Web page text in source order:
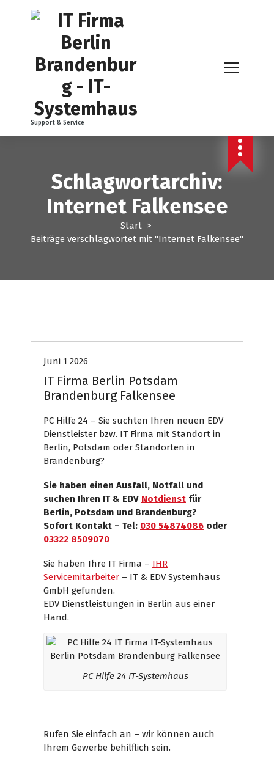
Support & Service
Schlagwortarchiv:
Internet Falkensee
Start>
Beiträge verschlagwortet mit "Internet Falkensee"
Juni 1 2026
IT Firma Berlin Potsdam
Brandenburg Falkensee
PC Hilfe 24 – Sie suchten Ihren neuen EDV
Dienstleister bzw. IT Firma mit Standort in
Berlin, Potsdam oder Standorten in
Brandenburg?
Sie haben einen Ausfall, Notfall und
suchen Ihren IT & EDV Notdienst für
Berlin, Potsdam und Brandenburg?
Sofort Kontakt – Tel: 030 54874086 oder
03322 8509070
Sie haben Ihre IT Firma – IHR
Servicemitarbeiter – IT & EDV Systemhaus
GmbH gefunden.
EDV Dienstleistungen in Berlin aus einer
Hand.
PC Hilfe 24 IT-Systemhaus
Rufen Sie einfach an – wir können auch
Ihrem Gewerbe behilflich sein.